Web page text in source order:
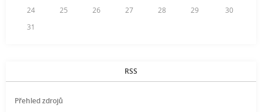
24
25 26 27 28 29
30
31
RSS
Přehled zdrojů